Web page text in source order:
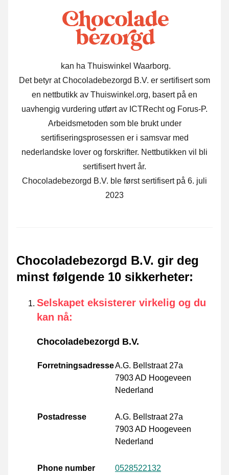
kan ha Thuiswinkel Waarborg.
Det betyr at Chocoladebezorgd B.V. er sertifisert som
en nettbutikk av Thuiswinkel.org, basert på en
uavhengig vurdering utført av ICTRecht og Forus-P.
Arbeidsmetoden som ble brukt under
sertifiseringsprosessen er i samsvar med
nederlandske lover og forskrifter. Nettbutikken vil bli
sertifisert hvert år.
Chocoladebezorgd B.V. ble først sertifisert på 6. juli
2023
Chocoladebezorgd B.V. gir deg
minst følgende 10 sikkerheter:
Selskapet eksisterer virkelig og du
kan nå:
Chocoladebezorgd B.V.
ForretningsadresseA.G. Bellstraat 27a
7903 AD Hoogeveen
Nederland
Postadresse
A.G. Bellstraat 27a
7903 AD Hoogeveen
Nederland
Phone number
0528522132